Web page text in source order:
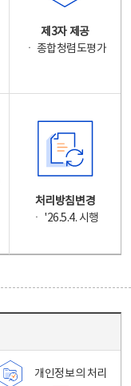
제3자 제공
ㆍ 종합청렴도평가
처리방침변경
ㆍ '26.5.4. 시행
개인정보의 처리